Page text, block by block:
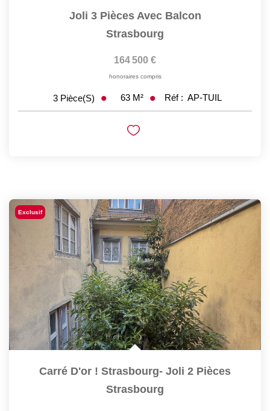
Joli 3 Pièces Avec Balcon
Strasbourg
164 500 €
honoraires compris
3 Pièce(s) 63 M² Réf : AP-TUIL
Exclusif
Carré D'or ! Strasbourg- Joli 2 Pièces
Strasbourg